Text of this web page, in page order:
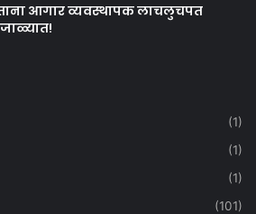
आगार व्यवस्थापक लाचलुचपत
(1)
(1)
(1)
(101)